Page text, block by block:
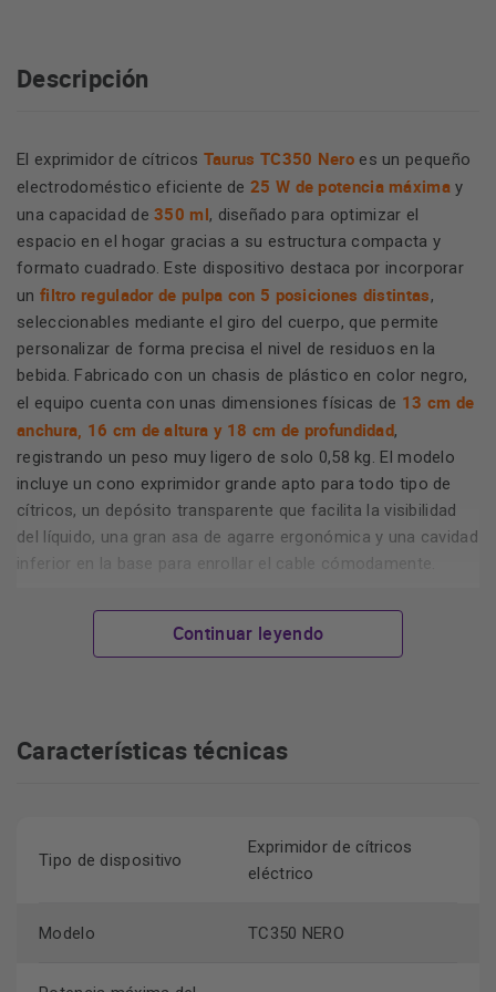
Descripción
El exprimidor de cítricos Taurus TC350 Neroes un pequeño
electrodoméstico eficiente de25 W de potencia máximay
una capacidad de350 ml, diseñado para optimizar el
espacio en el hogar gracias a su estructura compacta y
formato cuadrado. Este dispositivo destaca por incorporar
un filtro regulador de pulpa con 5 posiciones distintas,
seleccionables mediante el giro del cuerpo, que permite
personalizar de forma precisa el nivel de residuos en la
bebida. Fabricado con un chasis de plástico en color negro,
el equipo cuenta con unas dimensiones físicas de 13 cm de
anchura, 16 cm de altura y 18 cm de profundidad,
registrando un peso muy ligero de solo 0,58 kg. El modelo
incluye un cono exprimidor grande apto para todo tipo de
cítricos, un depósito transparente que facilita la visibilidad
del líquido, una gran asa de agarre ergonómica y una cavidad
inferior en la base para enrollar el cable cómodamente.
Se adapta a limones, naranjas o pomelos disponiendo de
Facilita el control del líquido procesado mediante su
Continuar leyendo
Características técnicas
Tipo de dispositivo
Exprimidor de cítricos
eléctrico
Modelo TC350 NERO